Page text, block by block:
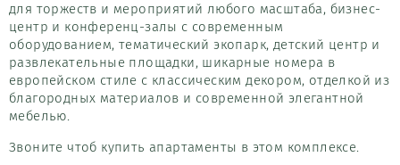
для торжеств и мероприятий любого масштаба, бизнес-
центр и конференц-залы с современным
оборудованием, тематический экопарк, детский центр и
развлекательные площадки, шикарные номера в
европейском стиле с классическим декором, отделкой из
благородных материалов и современной элегантной
мебелью.
Звоните чтоб купить апартаменты в этом комплексе.